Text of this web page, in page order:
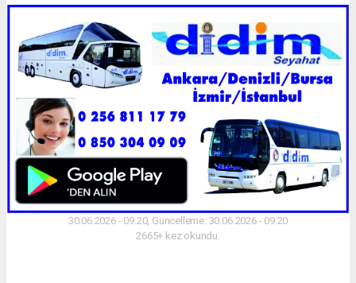
30.06.2026 - 09:20, Güncelleme: 30.06.2026 - 09:20
2665+ kez okundu.